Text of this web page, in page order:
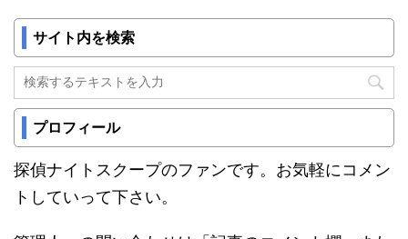
サイト内を検索
プロフィール
探偵ナイトスクープのファンです。お気軽にコメン
トしていって下さい。